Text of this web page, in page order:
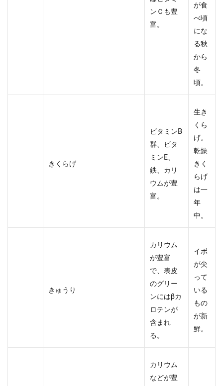
ンＣも豊
富。
が食
べ頃
にな
る秋
から
冬
頃。
きくらげ
ビタミンB
群、ビタ
ミンE、
鉄、カリ
ウムが豊
富。
生き
くら
げ。
乾燥
きく
らげ
は一
年
中。
きゅうり
カリウム
が豊富
で、表皮
のグリー
ンにはβカ
ロテンが
含まれ
る。
イボ
が尖
って
いる
もの
が新
鮮。
カリウム
などが豊